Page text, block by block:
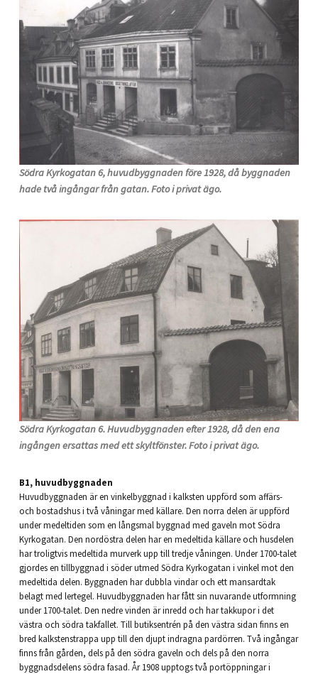
Södra Kyrkogatan 6, huvudbyggnaden före 1928, då byggnaden
hade två ingångar från gatan. Foto i privat ägo.
Södra Kyrkogatan 6. Huvudbyggnaden efter 1928, då den ena
ingången ersattas med ett skyltfönster. Foto i privat ägo.
B1, huvudbyggnaden
Huvudbyggnaden är en vinkelbyggnad i kalksten uppförd som affärs-
och bostadshus i två våningar med källare. Den norra delen är uppförd
under medeltiden som en långsmal byggnad med gaveln mot Södra
Kyrkogatan. Den nordöstra delen har en medeltida källare och husdelen
har troligtvis medeltida murverk upp till tredje våningen. Under 1700-talet
gjordes en tillbyggnad i söder utmed Södra Kyrkogatan i vinkel mot den
medeltida delen. Byggnaden har dubbla vindar och ett mansardtak
belagt med lertegel. Huvudbyggnaden har fått sin nuvarande utformning
under 1700-talet. Den nedre vinden är inredd och har takkupor i det
västra och södra takfallet. Till butiksentrén på den västra sidan finns en
bred kalkstenstrappa upp till den djupt indragna pardörren. Två ingångar
finns från gården, dels på den södra gaveln och dels på den norra
byggnadsdelens södra fasad. År 1908 upptogs två portöppningar i